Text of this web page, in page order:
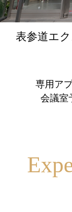
表参道エ
専用ア
会議室